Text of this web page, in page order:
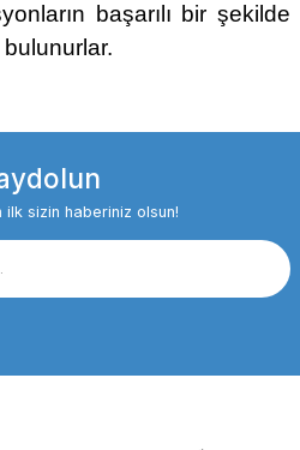
başarılı bir şekilde
ilk sizin haberiniz olsun!